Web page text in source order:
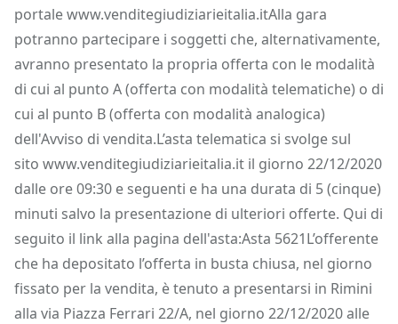
portale www.venditegiudiziarieitalia.itAlla gara
potranno partecipare i soggetti che, alternativamente,
avranno presentato la propria offerta con le modalità
di cui al punto A (offerta con modalità telematiche) o di
cui al punto B (offerta con modalità analogica)
dell'Avviso di vendita.L’asta telematica si svolge sul
sito www.venditegiudiziarieitalia.it il giorno 22/12/2020
dalle ore 09:30 e seguenti e ha una durata di 5 (cinque)
minuti salvo la presentazione di ulteriori offerte. Qui di
seguito il link alla pagina dell'asta:Asta 5621L’offerente
che ha depositato l’offerta in busta chiusa, nel giorno
fissato per la vendita, è tenuto a presentarsi in Rimini
alla via Piazza Ferrari 22/A, nel giorno 22/12/2020 alle